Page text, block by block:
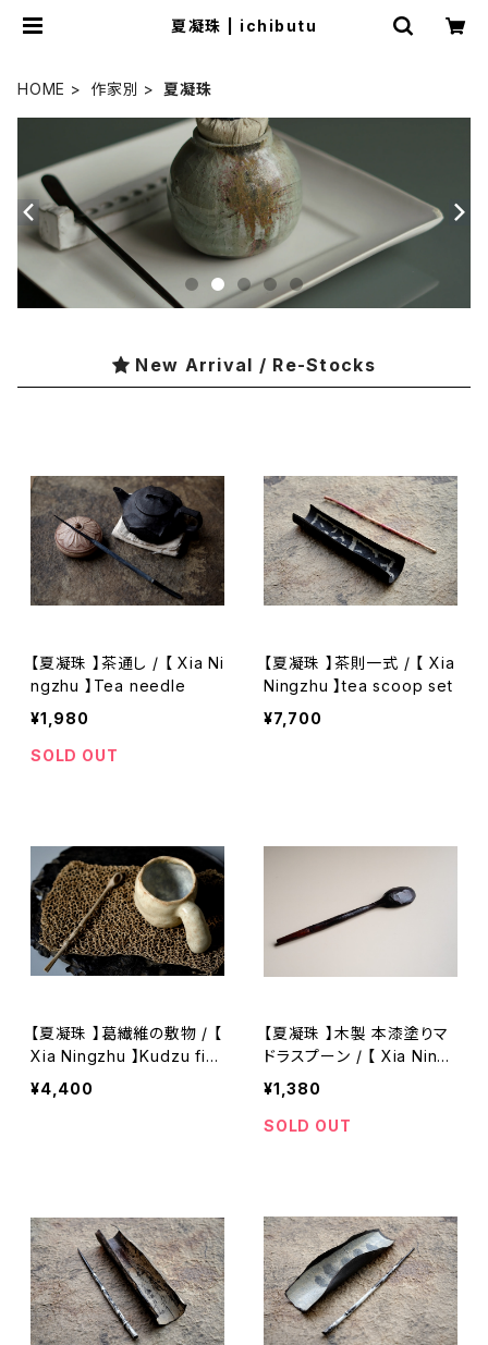
夏凝珠 | ichibutu
HOME 作家別 夏凝珠
New Arrival / Re-Stocks
【夏凝珠 】茶通し / 【 Xia Ni
ngzhu 】Tea needle
¥1,980
SOLD OUT
【夏凝珠 】茶則一式 / 【 Xia
Ningzhu 】tea scoop set
¥7,700
【夏凝珠 】葛繊維の敷物 / 【
Xia Ningzhu 】Kudzu fib
er tea mat
¥4,400
【夏凝珠 】木製 本漆塗りマ
ドラスプーン / 【 Xia Ningz
hu 】Wooden coffee stir
ring spoon
¥1,380
SOLD OUT